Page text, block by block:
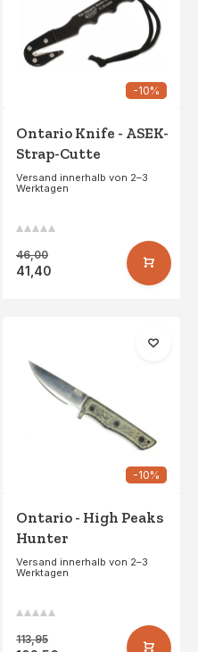
-10%
Ontario Knife - ASEK-
Strap-Cutte
Versand innerhalb von 2–3
Werktagen
46,00
41,40
-10%
Ontario - High Peaks
Hunter
Versand innerhalb von 2–3
Werktagen
113,95